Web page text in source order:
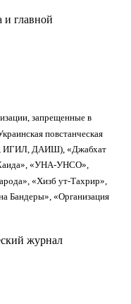
и главной
запрещенные в
повстанческая
ИГИЛ, ДАИШ), «Джабхат
«УНА-УНСО»,
«Хизб ут-Тахрир»,
Бандеры», «Организация
журнал